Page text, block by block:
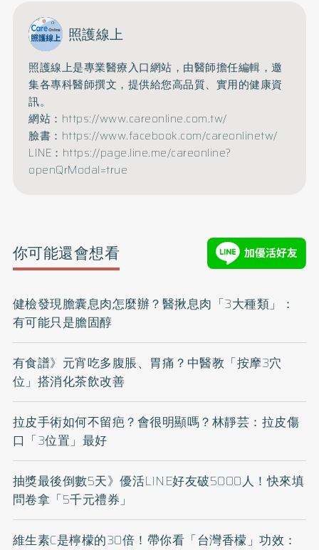
照護線上
照護線上是專業醫療入口網站，由醫師擔任編輯，邀
集各專科醫師撰文，提供給您高品質、實用的健康資
訊。
網站：https://www.careonline.com.tw/
臉書：https://www.facebook.com/careonlinetw/
LINE：https://page.line.me/careonline?
openQrModal=true
你可能還會想看
健檢發現膽囊息肉怎麼辦？醫揪息肉「3大種類」：
有可能只是膽固醇
有食譜》元宵吃多腹脹、胃痛？中醫教「按摩3穴
位」搭消化茶飲改善
拉皮手術如何不留疤？會很明顯嗎？林靜芸：拉皮傷
口「3位置」最好
抽獎最後倒數5天》優活LINE好友破5000人！快來填
問卷拿「5千元禮券」
維生素C是檸檬的30倍！帶你看「台灣香檬」功效：